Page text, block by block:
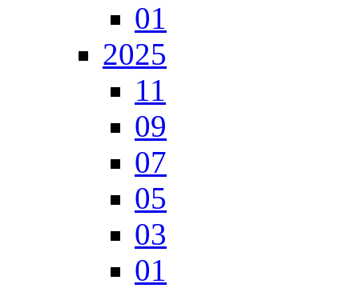
01
2025
11
09
07
05
03
01